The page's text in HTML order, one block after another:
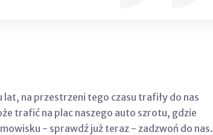
na przestrzeni tego czasu trafiły do nas
trafić na plac naszego auto szrotu, gdzie
- sprawdź już teraz - zadzwoń do nas.